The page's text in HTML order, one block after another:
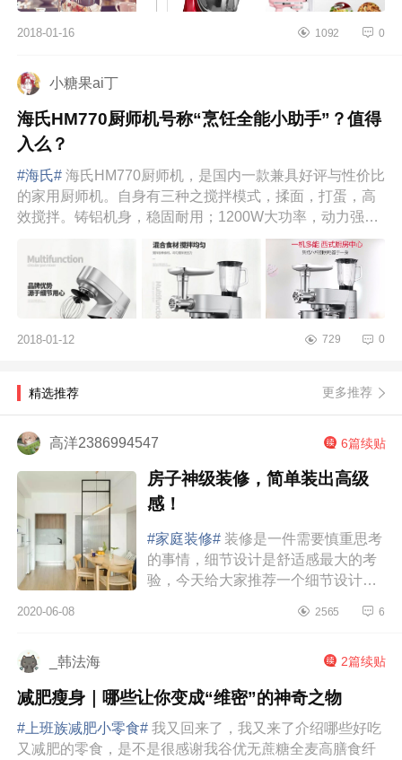
2018-01-16 1092 0
小糖果ai丁
海氏HM770厨师机号称“烹饪全能小助手”？值得
入么？
#海氏# 海氏HM770厨师机，是国内一款兼具好评与性价比
的家用厨师机。自身有三种之搅拌模式，揉面，打蛋，高
效搅拌。铸铝机身，稳固耐用；1200W大功率，动力强
2018-01-12 729 0
精选推荐 更多推荐
高洋2386994547 6篇续贴
房子神级装修，简单装出高级
感！
#家庭装修# 装修是一件需要慎重思考
的事情，细节设计是舒适感最大的考
验，今天给大家推荐一个细节设计满
木风设计白色上下柜与玄关墙融为一
2020-06-08 2565 6
_韩法海 2篇续贴
减肥瘦身｜哪些让你变成“维密”的神奇之物
#上班族减肥小零食# 我又回来了，我又来了介绍哪些好吃
又减肥的零食，是不是很感谢我谷优无蔗糖全麦高膳食纤